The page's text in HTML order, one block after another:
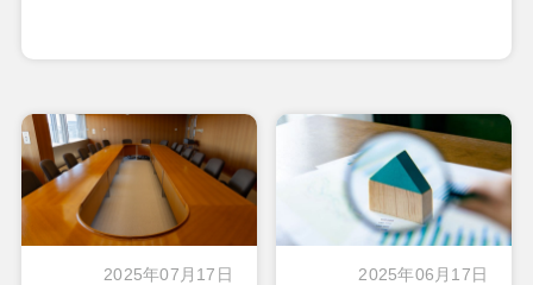
2025年07月17日 2025年06月17日